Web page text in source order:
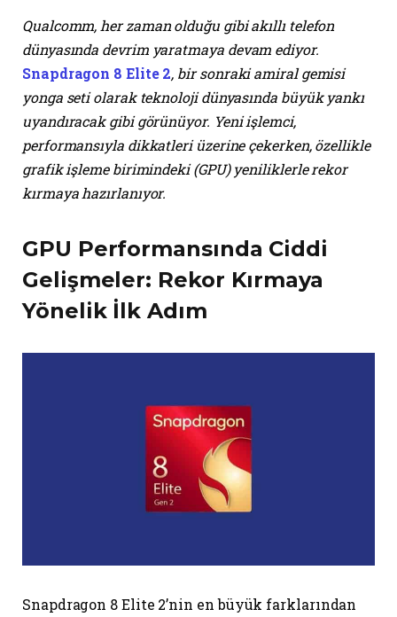
Qualcomm, her zaman olduğu gibi akıllı telefon
dünyasında devrim yaratmaya devam ediyor.
Snapdragon 8 Elite 2, bir sonraki amiral gemisi
yonga seti olarak teknoloji dünyasında büyük yankı
uyandıracak gibi görünüyor. Yeni işlemci,
performansıyla dikkatleri üzerine çekerken, özellikle
grafik işleme birimindeki (GPU) yeniliklerle rekor
kırmaya hazırlanıyor.
GPU Performansında Ciddi
Gelişmeler: Rekor Kırmaya
Yönelik İlk Adım
Snapdragon 8 Elite 2’nin en büyük farklarından